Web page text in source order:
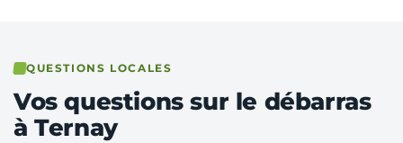
QUESTIONS LOCALES
Vos questions sur le débarras
à Ternay